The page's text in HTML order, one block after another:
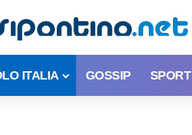
ITALIA GOSSIP SPORT